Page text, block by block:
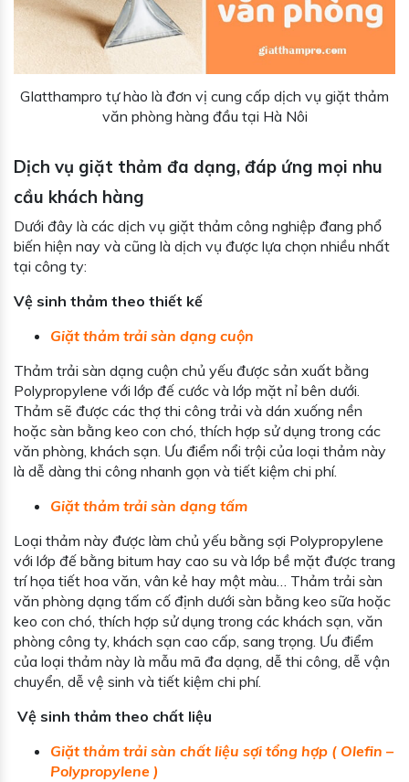
GIatthampro tự hào là đơn vị cung cấp dịch vụ giặt thảm
văn phòng hàng đầu tại Hà Nôi
Dịch vụ giặt thảm đa dạng, đáp ứng mọi nhu
cầu khách hàng
Dưới đây là các dịch vụ giặt thảm công nghiệp đang phổ
biến hiện nay và cũng là dịch vụ được lựa chọn nhiều nhất
tại công ty:
Vệ sinh thảm theo thiết kế
Giặt thảm trải sàn dạng cuộn
Thảm trải sàn dạng cuộn chủ yếu được sản xuất bằng
Polypropylene với lớp đế cước và lớp mặt nỉ bên dưới.
Thảm sẽ được các thợ thi công trải và dán xuống nền
hoặc sàn bằng keo con chó, thích hợp sử dụng trong các
văn phòng, khách sạn. Ưu điểm nổi trội của loại thảm này
là dễ dàng thi công nhanh gọn và tiết kiệm chi phí.
Giặt thảm trải sàn dạng tấm
Loại thảm này được làm chủ yếu bằng sợi Polypropylene
với lớp đế bằng bitum hay cao su và lớp bề mặt được trang
trí họa tiết hoa văn, vân kẻ hay một màu… Thảm trải sàn
văn phòng dạng tấm cố định dưới sàn bằng keo sữa hoặc
keo con chó, thích hợp sử dụng trong các khách sạn, văn
phòng công ty, khách sạn cao cấp, sang trọng. Ưu điểm
của loại thảm này là mẫu mã đa dạng, dễ thi công, dễ vận
chuyển, dễ vệ sinh và tiết kiệm chi phí.
Vệ sinh thảm theo chất liệu
Giặt thảm trải sàn chất liệu sợi tổng hợp ( Olefin –
Polypropylene )